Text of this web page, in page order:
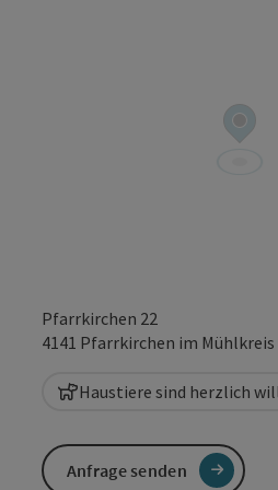
Pfarrkirchen 22
4141 Pfarrkirchen im Mühlkreis
Haustiere sind herzlich
Anfrage senden